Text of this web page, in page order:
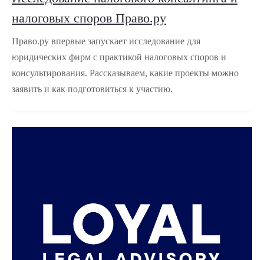
налоговых споров Право.ру
Право.ру впервые запускает исследование для
юридических фирм с практикой налоговых споров и
консультирования. Рассказываем, какие проекты можно
заявить и как подготовиться к участию.